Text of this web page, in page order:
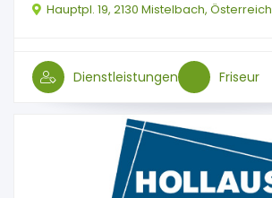
Hauptpl. 19, 2130 Mistelbach, Österreich
Dienstleistungen Friseur